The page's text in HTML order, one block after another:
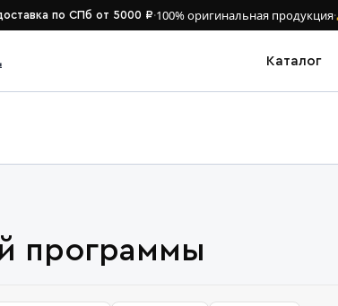
по СПб от 5000 ₽·100% оригинальная продукция·
Каталог
программы